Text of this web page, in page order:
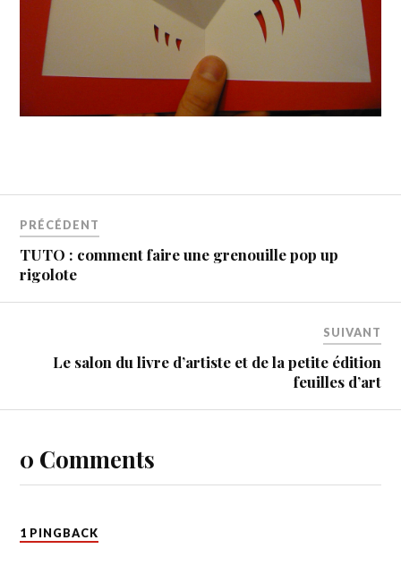
PRÉCÉDENT
TUTO : comment faire une grenouille pop up
rigolote
SUIVANT
Le salon du livre d’artiste et de la petite édition
feuilles d’art
0 Comments
1 PINGBACK